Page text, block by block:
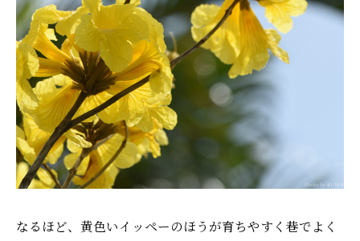
なるほど、黄色いイッペーのほうが育ちやすく巷でよく